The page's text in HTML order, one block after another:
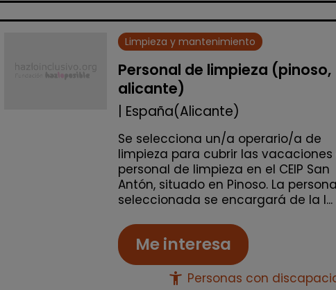
Limpieza y mantenimiento
Personal de limpieza (pinoso,
alicante)
| España(Alicante)
Se selecciona un/a operario/a de
limpieza para cubrir las vacaciones
personal de limpieza en el CEIP San
Antón, situado en Pinoso. La persona
seleccionada se encargará de la l...
Me interesa
accessibility_new Personas con